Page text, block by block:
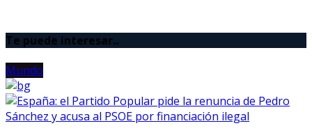
Te puede interesar..
Mundo